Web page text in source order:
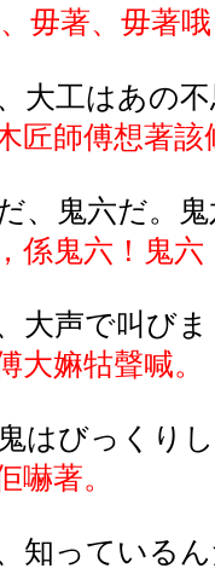
、毋著、毋著
大工はあの
匠師傅想著該
、鬼六だ。
係鬼六！鬼六
大声で叫 び
大嫲牯聲喊。
はびっくり
嚇著。
知っている